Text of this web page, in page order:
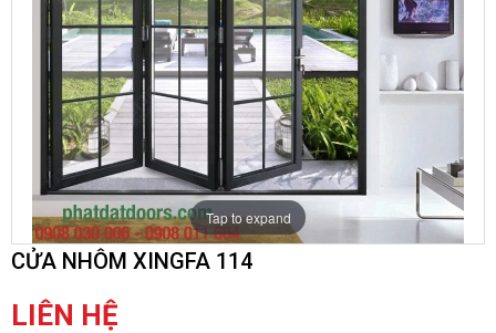
Tap to expand
CỬA NHÔM XINGFA 114
LIÊN HỆ